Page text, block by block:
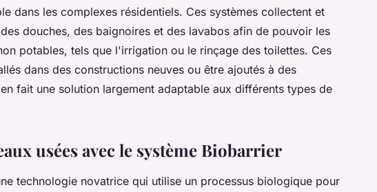
dans les complexes résidentiels. Ces systèmes collectent et
douches, des baignoires et des lavabos afin de pouvoir les
potables, tels que l'irrigation ou le rinçage des toilettes. Ces
dans des constructions neuves ou être ajoutés à des
fait une solution largement adaptable aux différents types de
usées avec le système Biobarrier
technologie novatrice qui utilise un processus biologique pour